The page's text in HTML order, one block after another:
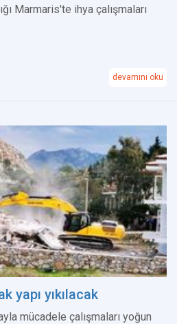
Marmaris'te ihya çalışmaları
devamını oku
yapı yıkılacak
mücadele çalışmaları yoğun